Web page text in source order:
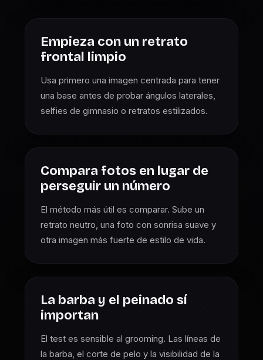
Empieza con un retrato
frontal limpio
Usa primero una imagen centrada para tener
una base antes de probar ángulos laterales,
selfies de gimnasio o retratos estilizados.
Compara fotos en lugar de
perseguir un número
El método más útil es comparar. Sube un
retrato neutro, una foto con sonrisa suave y
otra imagen más fuerte de estilo de vida.
La barba y el peinado sí
importan
El test es sensible al grooming. Las líneas de
la barba, el corte de pelo y la visibilidad de la